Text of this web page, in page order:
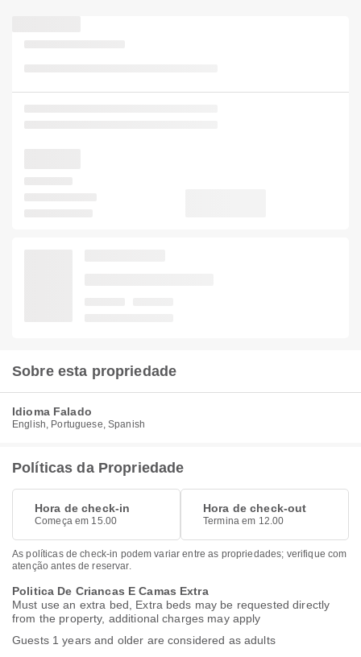
Sobre esta propriedade
Idioma Falado
English, Portuguese, Spanish
Políticas da Propriedade
Hora de check-in
Começa em 15.00
Hora de check-out
Termina em 12.00
As políticas de check-in podem variar entre as propriedades; verifique com
atenção antes de reservar.
Politica De Criancas E Camas Extra
Must use an extra bed, Extra beds may be requested directly
from the property, additional charges may apply
Guests 1 years and older are considered as adults